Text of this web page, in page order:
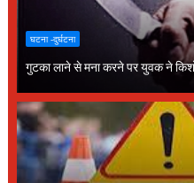
घटना -दुर्घटना
गुटका लाने से मना करने पर युवक ने